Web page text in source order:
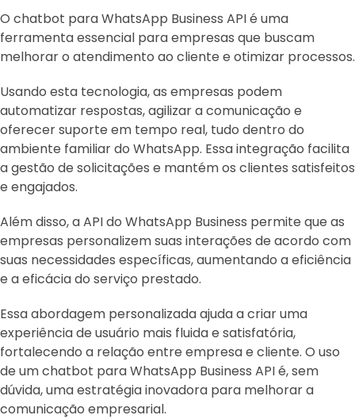
O chatbot para WhatsApp Business API é uma
ferramenta essencial para empresas que buscam
melhorar o atendimento ao cliente e otimizar processos.
Usando esta tecnologia, as empresas podem
automatizar respostas, agilizar a comunicação e
oferecer suporte em tempo real, tudo dentro do
ambiente familiar do WhatsApp. Essa integração facilita
a gestão de solicitações e mantém os clientes satisfeitos
e engajados.
Além disso, a API do WhatsApp Business permite que as
empresas personalizem suas interações de acordo com
suas necessidades específicas, aumentando a eficiência
e a eficácia do serviço prestado.
Essa abordagem personalizada ajuda a criar uma
experiência de usuário mais fluida e satisfatória,
fortalecendo a relação entre empresa e cliente. O uso
de um chatbot para WhatsApp Business API é, sem
dúvida, uma estratégia inovadora para melhorar a
comunicação empresarial.